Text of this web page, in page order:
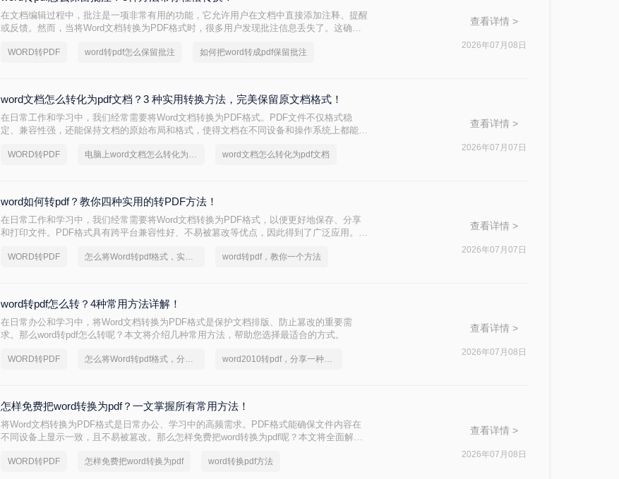
在文档编辑过程中，批注是一项非常有用的功能，它允许用户在文档中直接添加注释、提醒
或反馈。然而，当将Word文档转换为PDF格式时，很多用户发现批注信息丢失了。这确实
呢？本文将为您提供解决方案。
WORD转PDF word转pdf怎么保留批注 如何把word转成pdf保留批注
查看详情 >
2026年07月08日
word文档怎么转化为pdf文档？3 种实用转换方法，完美保留原文档格式！
在日常工作和学习中，我们经常需要将Word文档转换为PDF格式。PDF文件不仅格式稳
定、兼容性强，还能保持文档的原始布局和格式，使得文档在不同设备和操作系统上都能保
骤。
WORD转PDF 电脑上word文档怎么转化为pdf格式 word文档怎么转化为pdf文档
查看详情 >
2026年07月07日
word如何转pdf？教你四种实用的转PDF方法！
在日常工作和学习中，我们经常需要将Word文档转换为PDF格式，以便更好地保存、分享
和打印文件。PDF格式具有跨平台兼容性好、不易被篡改等优点，因此得到了广泛应用。那
格式的转换。
WORD转PDF 怎么将Word转pdf格式，实用的方法来了 word转pdf，教你一个方法
查看详情 >
2026年07月07日
word转pdf怎么转？4种常用方法详解！
在日常办公和学习中，将Word文档转换为PDF格式是保护文档排版、防止篡改的重要需
求。那么word转pdf怎么转呢？本文将介绍几种常用方法，帮助您选择最适合的方式。
WORD转PDF 怎么将Word转pdf格式，分享一种简单的方法 word2010转pdf，分享一种简单的方法
查看详情 >
2026年07月08日
怎样免费把word转换为pdf？一文掌握所有常用方法！
将Word文档转换为PDF格式是日常办公、学习中的高频需求。PDF格式能确保文件内容在
不同设备上显示一致，且不易被篡改。那么怎样免费把word转换为pdf呢？本文将全面解析5
WORD转PDF 怎样免费把word转换为pdf word转换pdf方法
查看详情 >
2026年07月08日